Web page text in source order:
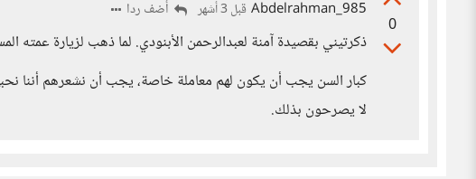
0
Abdelrahman_985 قبل 3 أشهر أضف ردا
ذكرتيني بقصيدة آمنة لعبدالرحمن الأبنودي. لما ذهب لزيارة عمته
كبار السن يجب أن يكون لهم معاملة خاصة، يجب أن نشعرهم أننا
لا يصرحون بذلك.